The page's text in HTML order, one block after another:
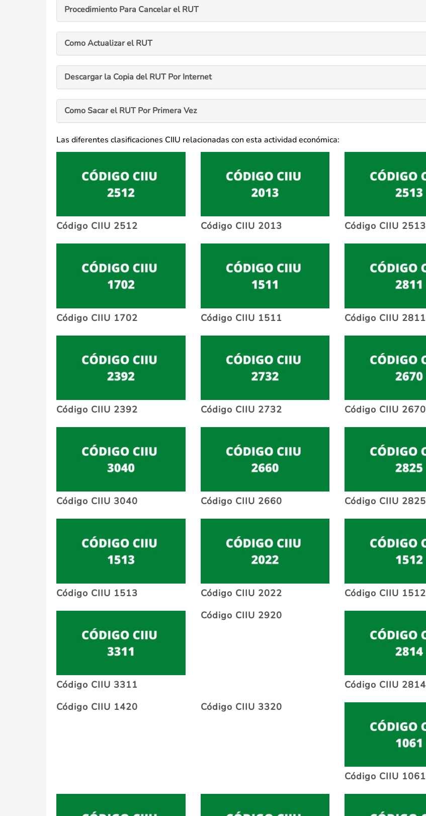
Procedimiento Para Cancelar el RUT
Como Actualizar el RUT
Descargar la Copia del RUT Por Internet
Como Sacar el RUT Por Primera Vez
Las diferentes clasificaciones CIIU relacionadas con esta actividad económica:
Código CIIU 2512 Código CIIU 2013 Código CIIU 2513
Código CIIU 1702 Código CIIU 1511 Código CIIU 2811
Código CIIU 2392 Código CIIU 2732 Código CIIU 2670
Código CIIU 3040 Código CIIU 2660 Código CIIU 2825
Código CIIU 1513 Código CIIU 2022 Código CIIU 1512
Código CIIU 3311
Código CIIU 2920
Código CIIU 2814
Código CIIU 1420
Código CIIU 3320
Código CIIU 1061